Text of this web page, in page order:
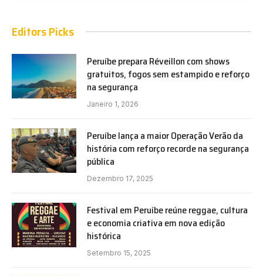
Editors Picks
Peruíbe prepara Réveillon com shows
gratuitos, fogos sem estampido e reforço
na segurança
Janeiro 1, 2026
Peruíbe lança a maior Operação Verão da
história com reforço recorde na segurança
pública
Dezembro 17, 2025
Festival em Peruíbe reúne reggae, cultura
e economia criativa em nova edição
histórica
Setembro 15, 2025